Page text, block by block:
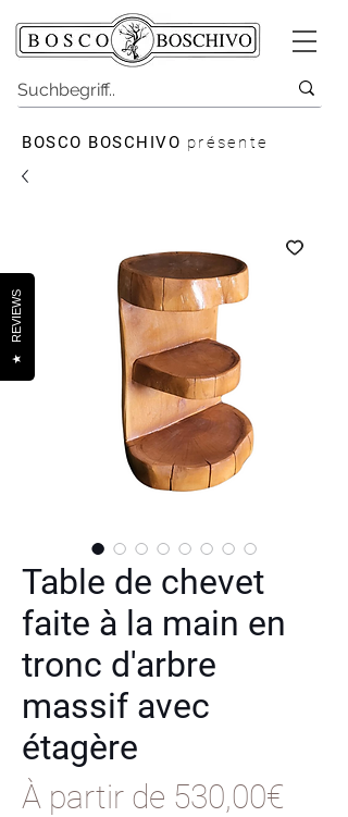
BOSCO BOSCHIVO présente
Table de chevet
faite à la main en
tronc d'arbre
massif avec
étagère
À partir de 530,00€
★
REVIEWS